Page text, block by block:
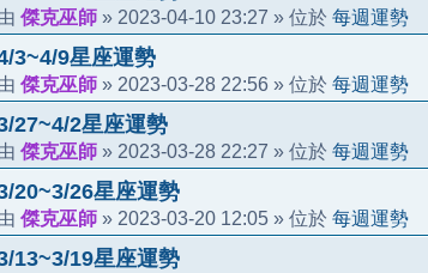
傑克巫師 » 2023-04-10 23:27 » 位於 每週運勢
3~4/9星座運勢
傑克巫師 » 2023-03-28 22:56 » 位於 每週運勢
27~4/2星座運勢
傑克巫師 » 2023-03-28 22:27 » 位於 每週運勢
20~3/26星座運勢
傑克巫師 » 2023-03-20 12:05 » 位於 每週運勢
13~3/19星座運勢